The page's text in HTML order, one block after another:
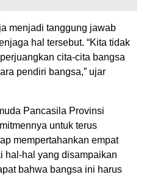
menjadi tanggung jawab
hal tersebut. “Kita tidak
cita-cita bangsa
pendiri bangsa,” ujar
Pancasila Provinsi
untuk terus
mempertahankan empat
hal-hal yang disampaikan
bahwa bangsa ini harus